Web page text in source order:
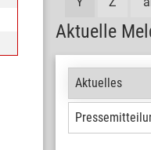
Aktuelle
Aktuelles